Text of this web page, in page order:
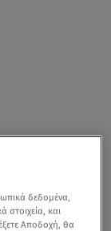
δεδομένα,
στοιχεία, και
Αποδοχή, θα